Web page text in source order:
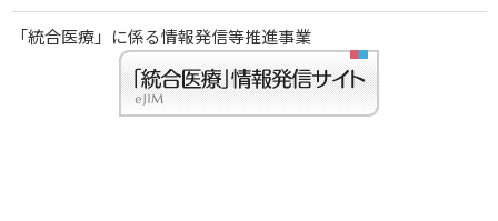
「統合医療」に係る情報発信等推進事業